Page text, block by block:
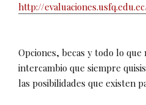
http://
Opciones, becas y todo lo que
intercambio que siempre
las posibilidades que existen